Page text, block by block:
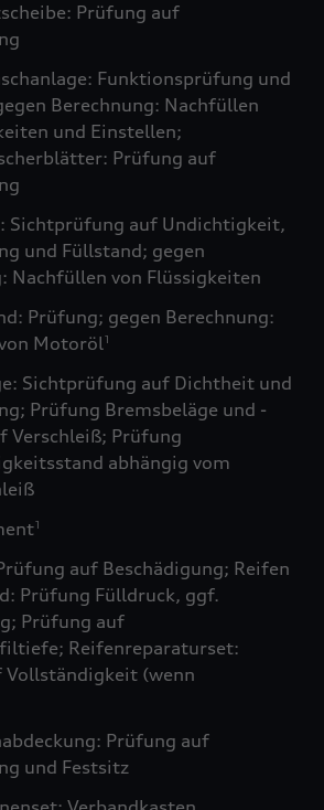
Prüfung auf
Funktionsprüfung und
Berechnung: Nachfüllen
und Einstellen;
Prüfung auf
Sichtprüfung auf Undichtigkeit,
und Füllstand; gegen
Nachfüllen von Flüssigkeiten
Prüfung; gegen Berechnung:
Motoröl1
Sichtprüfung auf Dichtheit und
Prüfung Bremsbeläge und -
Verschleiß; Prüfung
abhängig vom
1
auf Beschädigung; Reifen
Prüfung Fülldruck, ggf.
Prüfung auf
Reifenreparaturset:
Vollständigkeit (wenn
Prüfung auf
und Festsitz